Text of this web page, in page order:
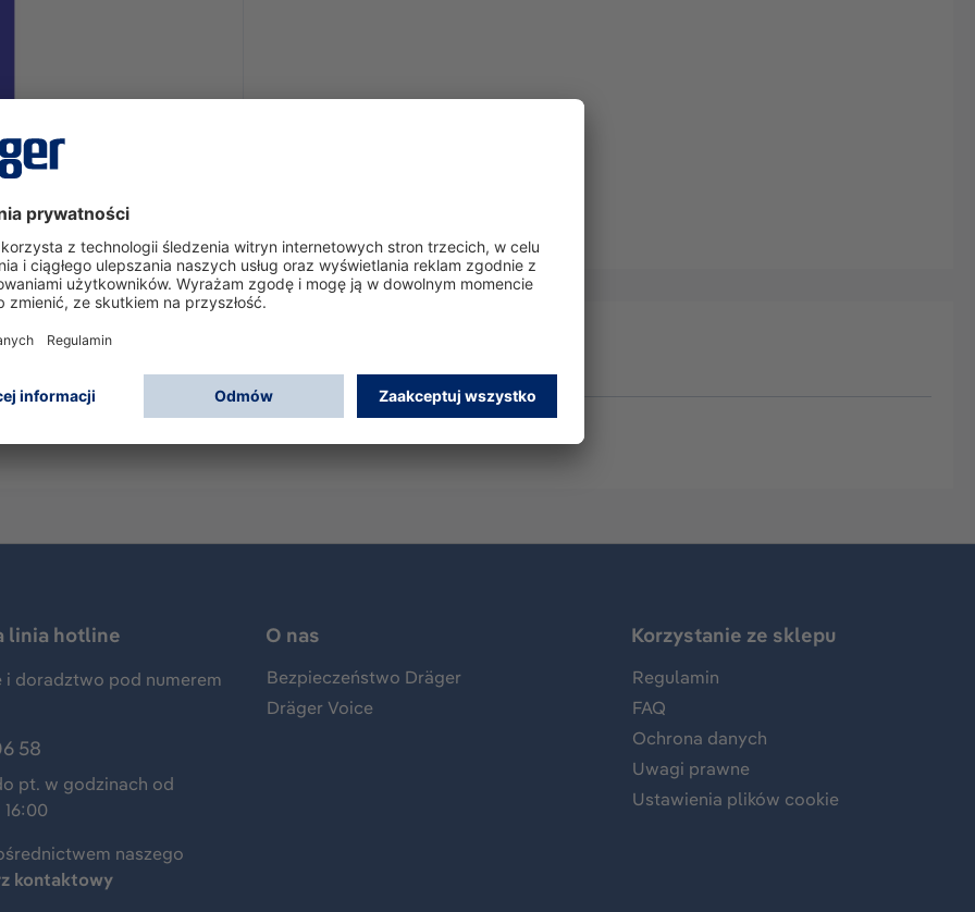
linia hotline
i doradztwo pod numerem
58
pt. w godzinach od
naszego
kontaktowy
O nas
Bezpieczeństwo Dräger
Dräger Voice
Korzystanie ze sklepu
Regulamin
FAQ
Ochrona danych
Uwagi prawne
Ustawienia plików cookie